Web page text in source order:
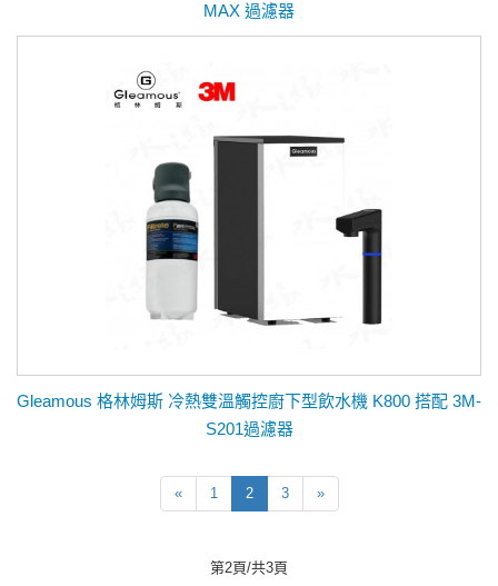
MAX 過濾器
Gleamous 格林姆斯 冷熱雙溫觸控廚下型飲水機 K800 搭配 3M-
S201過濾器
« 1 2 3 »
第2頁/共3頁